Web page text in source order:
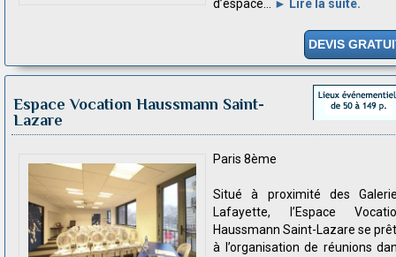
d’espace...
► Lire la suite.
DEVIS
Espace Vocation Haussmann Saint-
Lazare
Paris 8ème
Situé à proximité des
Lafayette, l’Espace
Haussmann Saint-Lazare se
à l’organisation de réunions